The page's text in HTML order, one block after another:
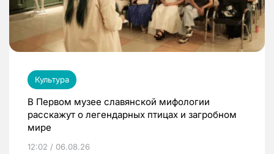
Культура
В Первом музее славянской мифологии
расскажут о легендарных птицах и загробном
мире
12:02 / 06.08.26